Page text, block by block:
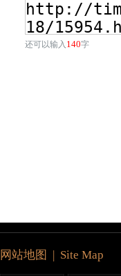
还可以输入 140字
网站地图 | Site Map